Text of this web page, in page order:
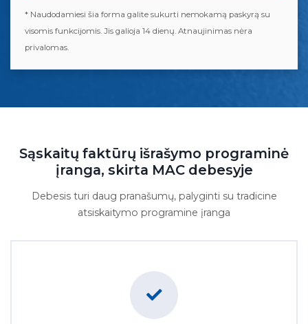
* Naudodamiesi šia forma galite sukurti nemokamą paskyrą su
visomis funkcijomis. Jis galioja 14 dienų. Atnaujinimas nėra
privalomas.
Sąskaitų faktūrų išrašymo programinė
įranga, skirta MAC debesyje
Debesis turi daug pranašumų, palyginti su tradicine
atsiskaitymo programine įranga